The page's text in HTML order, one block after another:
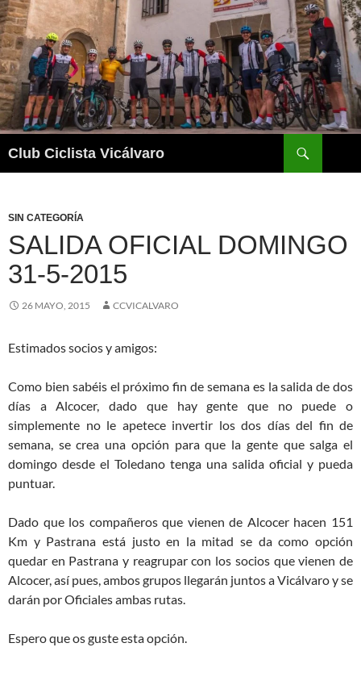
Saltar
al
contenido
Club Ciclista Vicálvaro
SIN CATEGORÍA
SALIDA OFICIAL DOMINGO
31-5-2015
26 MAYO, 2015 CCVICALVARO
Estimados socios y amigos:
Como bien sabéis el próximo fin de semana es la salida de dos
días a Alcocer, dado que hay gente que no puede o
simplemente no le apetece invertir los dos días del fin de
semana, se crea una opción para que la gente que salga el
domingo desde el Toledano tenga una salida oficial y pueda
puntuar.
Dado que los compañeros que vienen de Alcocer hacen 151
Km y Pastrana está justo en la mitad se da como opción
quedar en Pastrana y reagrupar con los socios que vienen de
Alcocer, así pues, ambos grupos llegarán juntos a Vicálvaro y se
darán por Oficiales ambas rutas.
Espero que os guste esta opción.